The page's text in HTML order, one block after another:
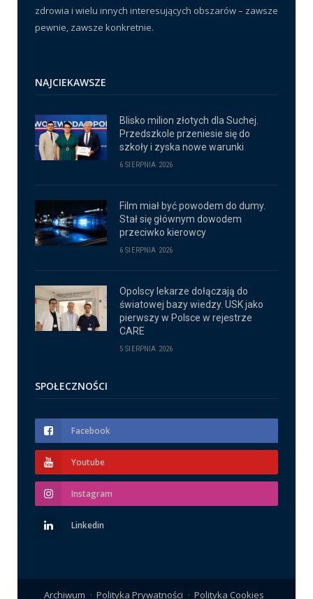
zdrowia i wielu innych interesujących obszarów – zawsze
pewnie, zawsze konkretnie.
NAJCIEKAWSZE
Blisko milion złotych dla Suchej.
Przedszkole przeniesie się do
szkoły i zyska nowe warunki
6 SIERPNIA 2026
Film miał być powodem do dumy.
Stał się głównym dowodem
przeciwko kierowcy
6 SIERPNIA 2026
Opolscy lekarze dołączają do
światowej bazy wiedzy. USK jako
pierwszy w Polsce w rejestrze
CARE
5 SIERPNIA 2026
SPOŁECZNOŚCI
Facebook
Youtube
Instagram
Linkedin
Archiwum Polityka Prywatności Polityka Cookies